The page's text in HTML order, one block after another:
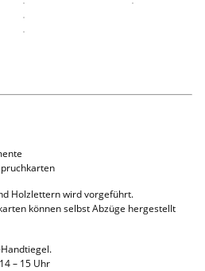
Holzlettern wird vorgeführt.
können selbst Abzüge hergestellt
– 15 Uhr